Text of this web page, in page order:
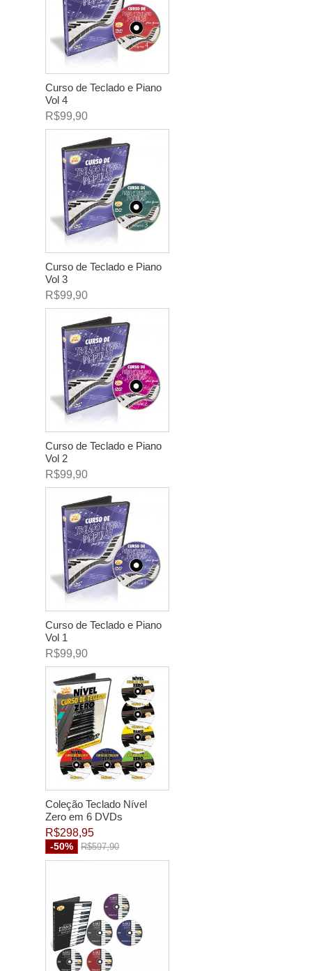
Curso de Teclado e Piano
Vol 4
R$99,90
Curso de Teclado e Piano
Vol 3
R$99,90
Curso de Teclado e Piano
Vol 2
R$99,90
Curso de Teclado e Piano
Vol 1
R$99,90
Coleção Teclado Nível
Zero em 6 DVDs
R$298,95
-50% R$597,90